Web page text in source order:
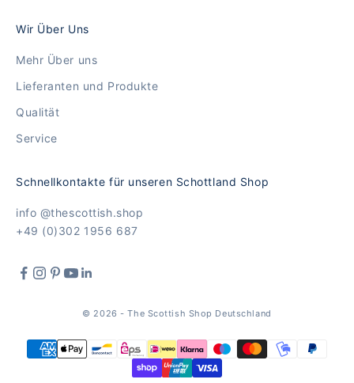
Wir Über Uns
Mehr Über uns
Lieferanten und Produkte
Qualität
Service
Schnellkontakte für unseren Schottland Shop
info @thescottish.shop
+49 (0)302 1956 687
© 2026 - The Scottish Shop Deutschland